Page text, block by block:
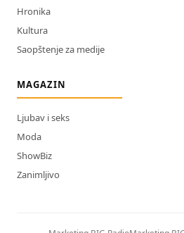
Hronika
Kultura
Saopštenje za medije
MAGAZIN
Ljubav i seks
Moda
ShowBiz
Zanimljivo